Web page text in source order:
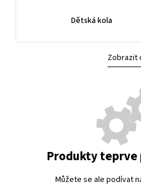
Dětská kola
Zobrazit
Produkty
Můžete se ale podívat